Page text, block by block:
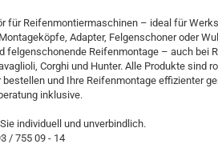
für Reifenmontiermaschinen – ideal für
Adapter, Felgenschoner oder
felgenschonende Reifenmontage – auch bei
Corghi und Hunter. Alle Produkte sind
und Ihre Reifenmontage effizienter
inklusive.
individuell und unverbindlich.
/ 755 09 - 14